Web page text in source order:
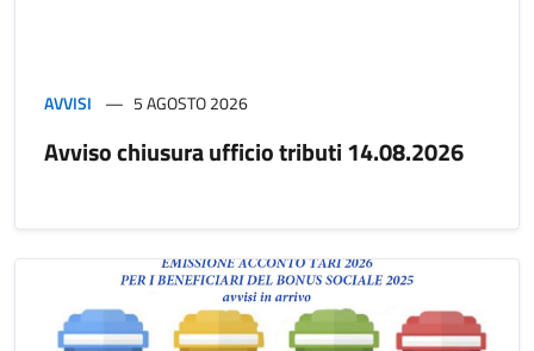
AVVISI 5 AGOSTO 2026
Avviso chiusura ufficio tributi 14.08.2026